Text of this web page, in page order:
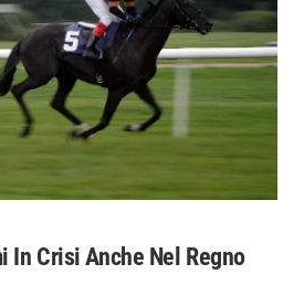
In Crisi Anche Nel Regno